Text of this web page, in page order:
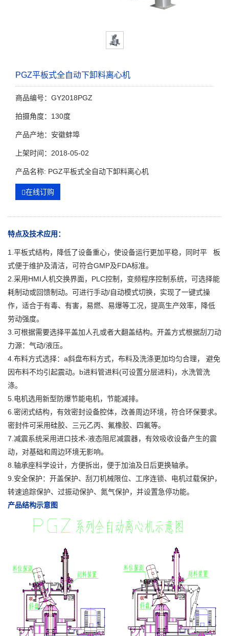
PGZ平板式全自动下卸料离心机
商品编号：GY2018PGZ
拍摄角度：130度
产品产地：安徽蚌埠
上架时间：2018-05-02
产品名称: PGZ平板式全自动下卸料离心机
在线订购
特点及技术应用：
1.平板式结构，降低了设备重心，使设备运行更加平稳，同时平 板
式便于维护及清洁，可符合GMP及FDA标准。
2.采用HMI人机交换界面，PLC控制，变频程序控制系统，可选择能
耗制动或回馈制动。可进行手动/自动模式切换，实现了一键式操
作，适合于有毒、有害，易燃、易爆等工况，提高生产效率，降低
劳动强度。
3.可根据需要选择平盖加人孔或者大翻盖结构。开盖方式根据刮刀动
力源：气动/液压。
4.布料方式选择：a斜盘布料方式，布料及洗涤更加均匀合理， 避免
因布料不均引起震动。b进料管进料(可设置分层进料)，水洗管洗
涤。
5.电机选用新型防爆节能电机，节能减排。
6.密闭式结构，有效密封设备腔体，改善周边环境，符合环保要求。
密封件可采用硅胶、三元乙丙、氟橡胶、四氟等。
7.减震系统采用进口技术-液态阻尼减震器，有效吸收设备产生的震
动，对基础和周边环境无影响。
8.轴承座科学设计，方便拆出，便于加油及日后更换轴承。
9.安全保护：开盖保护、刮刀机械限位、工序连锁、电机过载保护，
转速追踪保护、过振动保护、氮气保护，并设置急停功能。
产品结构示意图